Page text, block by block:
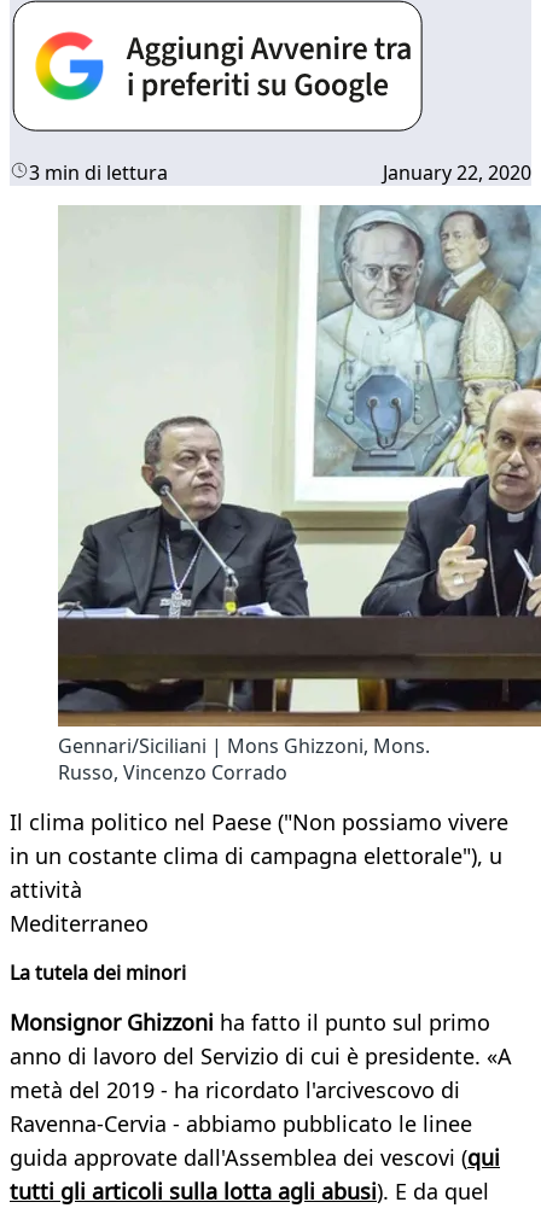
3 min di lettura January 22, 2020
Gennari/Siciliani | Mons Ghizzoni, Mons.
Russo, Vincenzo Corrado
Il clima politico nel Paese ("Non possiamo vivere
in un costante clima di campagna elettorale"), u
attività
Mediterraneo
La tutela dei minori
Monsignor Ghizzoni ha fatto il punto sul primo
anno di lavoro del Servizio di cui è presidente. «A
metà del 2019 - ha ricordato l'arcivescovo di
Ravenna-Cervia - abbiamo pubblicato le linee
guida approvate dall'Assemblea dei vescovi (qui
tutti gli articoli sulla lotta agli abusi). E da quel